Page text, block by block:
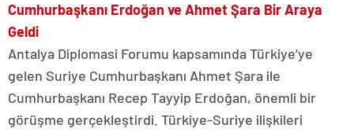
Cumhurbaşkanı Erdoğan ve Ahmet Şara Bir Araya
Geldi
Antalya Diplomasi Forumu kapsamında Türkiye’ye
gelen Suriye Cumhurbaşkanı Ahmet Şara ile
Cumhurbaşkanı Recep Tayyip Erdoğan, önemli bir
görüşme gerçekleştirdi. Türkiye-Suriye ilişkileri